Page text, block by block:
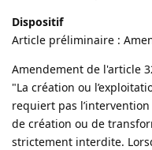
Dispositif
Article préliminaire :
Amendement de l'article
"La création ou
requiert pas
de création ou de
strictement interdite.